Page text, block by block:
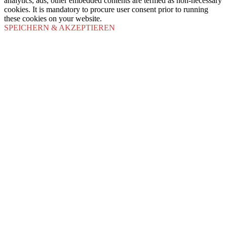
cookies. It is mandatory to procure user consent prior to running
these cookies on your website.
SPEICHERN & AKZEPTIEREN